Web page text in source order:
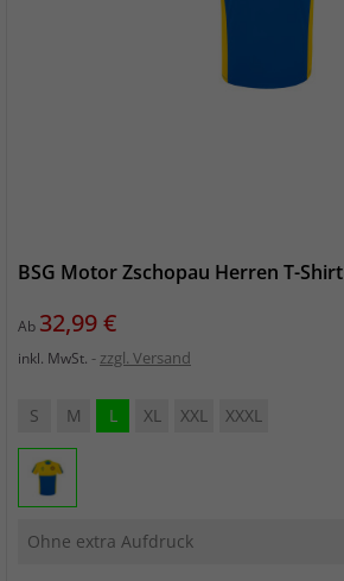
BSG Motor Zschopau Herren T-Shirt
Ab Preis
32,99 €
inkl. MwSt. zzgl. Versand
S M L XL XXL XXXL